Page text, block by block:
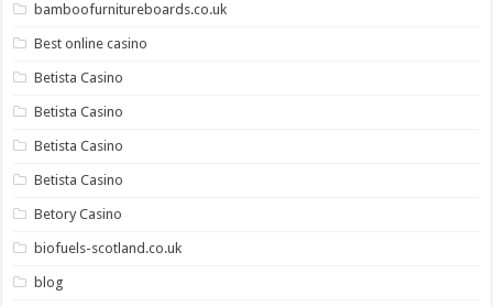
bamboofurnitureboards.co.uk
Best online casino
Betista Casino
Betista Casino
Betista Casino
Betista Casino
Betory Casino
biofuels-scotland.co.uk
blog